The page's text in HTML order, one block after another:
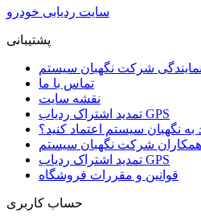
سایت ردیابی خودرو
پشتیبانی
شرکت نگهبان سیستم
تماس با ما
نقشه سایت
تمدید اشتراک ردیاب GPS
به نگهبان سیستم اعتماد کنید؟
همکاران شرکت نگهبان سیستم
تمدید اشتراک ردیاب GPS
قوانین و مقررات فروشگاه
حساب کاربری